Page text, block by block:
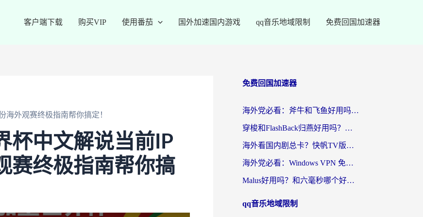
客户端下载 购买VIP 使用番茄 国外加速国内游戏 qq音乐地域限制 免费回国加速器
海外观赛终极指南帮你搞定！
杯中文解说当前IP
赛终极指南帮你搞
免费回国加速器
海外党必看：斧牛和飞鱼好用吗？3步选对回国加速器，无缝刷剧玩国服
穿梭和FlashBack归燕好用吗？海外党亲测3款热门回国加速器，教你选对不踩坑
海外看国内剧总卡？快帆TV版VPN好用吗？和快滚VPN对比哪个回国效果更好？
海外党必看：Windows VPN 免费？别踩坑！教你选对好用的国内加速器无缝回国
Malus好用吗？和六毫秒哪个好？海外党选回国加速器的避坑指南
qq音乐地域限制